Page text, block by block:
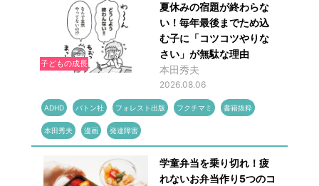
子どもの成長
夏休みの宿題が終わらな
い！毎年最後までため込
む子に「コツコツやりな
さい」が無駄な理由
本田秀夫
2026.08.06
ADHD バトン社 フォレスト出版 フクチマミ 書籍抜粋
本田秀夫 漫画 発達障害
学童弁当を乗り切れ！疲
れないお弁当作り5つのコ